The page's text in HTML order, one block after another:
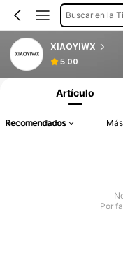
Buscar en la
XIAOYIWX
5.00
Artículo
Recomendados
Por